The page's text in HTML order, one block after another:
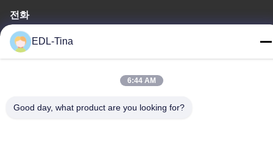
전화
86--17701960455
중국 좋은 품질 산업적 캐스터휠 공급업체. 저작권 © -2026
EDL-Tina
6:44 AM
Good day, what product are you looking for?